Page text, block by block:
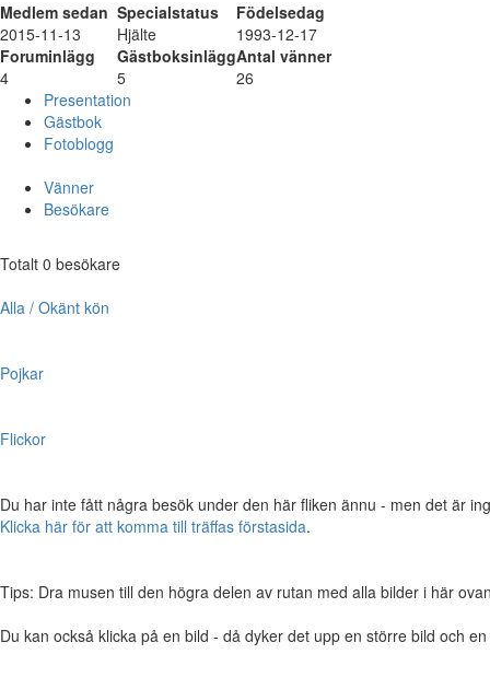
Medlem sedan Specialstatus
Födelsedag
2015-11-13
Hjälte
1993-12-17
Foruminlägg
GästboksinläggAntal vänner
4
5
26
Presentation
Gästbok
Fotoblogg
Vänner
Besökare
Totalt 0 besökare
Alla / Okänt kön
Pojkar
Flickor
Du har inte fått några besök under den här fliken ännu - men det är
Klicka här för att komma till träffas förstasida.
Tips: Dra musen till den högra delen av rutan med alla bilder i här
Du kan också klicka på en bild - då dyker det upp en större bild och